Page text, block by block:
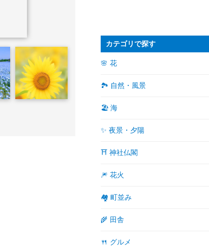
カテゴリで探す
🌸 花
🏞️ 自然・風景
🏖 海
✨ 夜景・夕陽
⛩ 神社仏閣
🎆 花火
🏘 町並み
🌾 田舎
🍴 グルメ